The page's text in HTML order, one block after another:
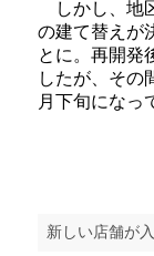
しかし、地
の建て替えが
とに。再開発
したが、その
月下旬になっ
新しい店舗が